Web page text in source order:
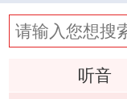
听音